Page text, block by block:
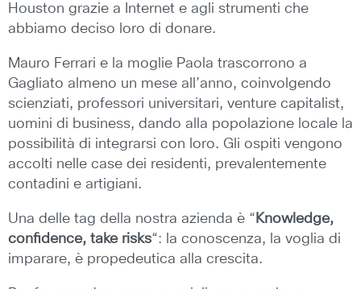
Houston grazie a Internet e agli strumenti che
abbiamo deciso loro di donare.
Mauro Ferrari e la moglie Paola trascorrono a
Gagliato almeno un mese all’anno, coinvolgendo
scienziati, professori universitari, venture capitalist,
uomini di business, dando alla popolazione locale la
possibilità di integrarsi con loro. Gli ospiti vengono
accolti nelle case dei residenti, prevalentemente
contadini e artigiani.
Una delle tag della nostra azienda è “ Knowledge,
confidence, take risks“: la conoscenza, la voglia di
imparare, è propedeutica alla crescita.